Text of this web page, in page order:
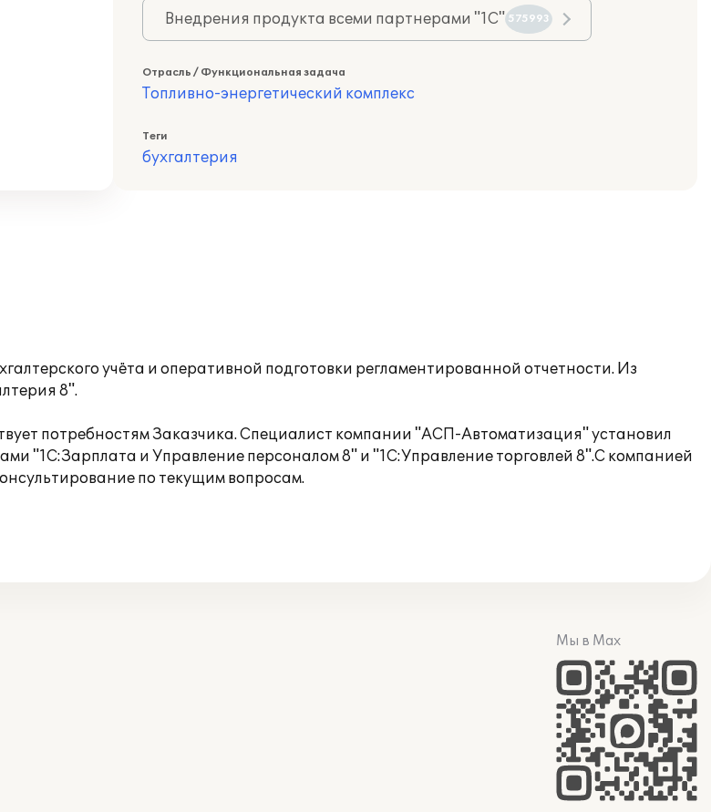
Внедрения продукта всеми партнерами "1С" 575993
Отрасль / Функциональная задача
Топливно-энергетический комплекс
Теги
бухгалтерия
учёта и оперативной подготовки регламентированной отчетности. Из
8".
потребностям Заказчика. Специалист компании "АСП-Автоматизация" установил
"1С:Зарплата и Управление персоналом 8" и "1С:Управление торговлей 8".С компанией
по текущим вопросам.
Мы в Max